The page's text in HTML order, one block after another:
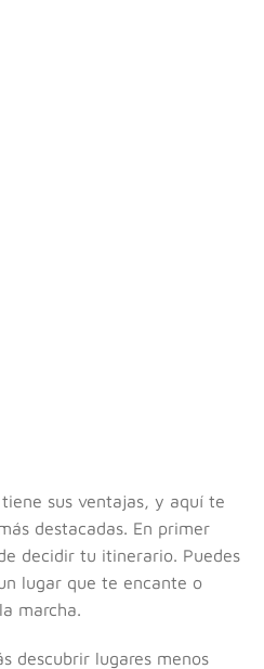
sus ventajas, y aquí te
destacadas. En primer
decidir tu itinerario. Puedes
lugar que te encante o
marcha.
descubrir lugares menos